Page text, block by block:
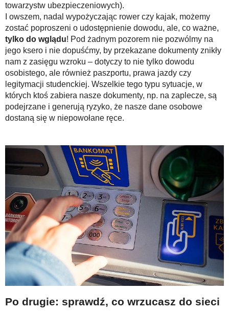
towarzystw ubezpieczeniowych).
I owszem, nadal wypożyczając rower czy kajak, możemy
zostać poproszeni o udostępnienie dowodu, ale, co ważne,
tylko do wglądu! Pod żadnym pozorem nie pozwólmy na
jego ksero i nie dopuśćmy, by przekazane dokumenty znikły
nam z zasięgu wzroku – dotyczy to nie tylko dowodu
osobistego, ale również paszportu, prawa jazdy czy
legitymacji studenckiej. Wszelkie tego typu sytuacje, w
których ktoś zabiera nasze dokumenty, np. na zaplecze, są
podejrzane i generują ryzyko, że nasze dane osobowe
dostaną się w niepowołane ręce.
Po drugie: sprawdź, co wrzucasz do sieci